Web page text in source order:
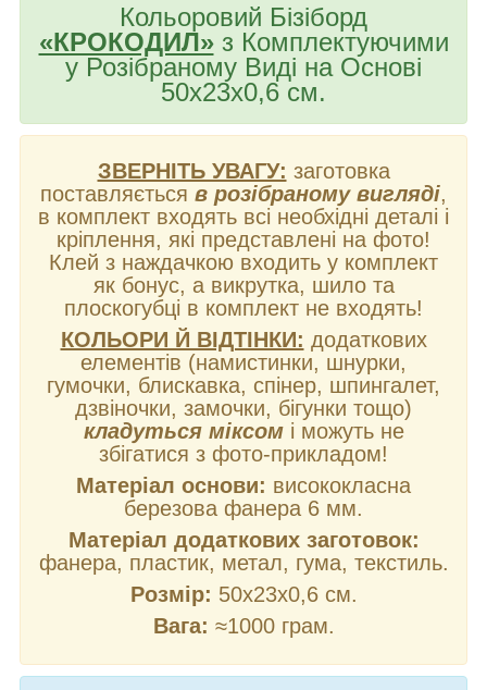
Кольоровий Бізіборд
«КРОКОДИЛ»з Комплектуючими
у Розібраному Виді на Основі
50х23х0,6 см.
ЗВЕРНІТЬ УВАГУ: заготовка
поставляється в розібраному вигляді,
в комплект входять всі необхідні деталі і
кріплення, які представлені на фото!
Клей з наждачкою входить у комплект
як бонус, а викрутка, шило та
плоскогубці в комплект не входять!
КОЛЬОРИ Й ВІДТІНКИ: додаткових
елементів (намистинки, шнурки,
гумочки, блискавка, спінер, шпингалет,
дзвіночки, замочки, бігунки тощо)
кладуться міксомі можуть не
збігатися з фото-прикладом!
Матеріал основи: висококласна
березова фанера 6 мм.
Матеріал додаткових заготовок:
фанера, пластик, метал, гума, текстиль.
Розмір: 50х23х0,6 см.
Вага: ≈1000 грам.